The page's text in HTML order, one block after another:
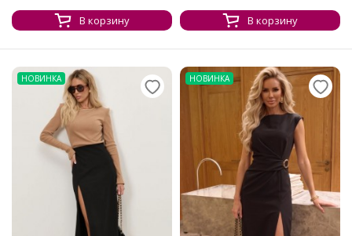
В корзину
В корзину
НОВИНКА НОВИНКА